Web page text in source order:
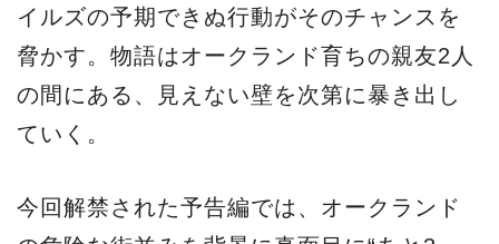
イルズの予期できぬ行動がそのチャンスを
脅かす。物語はオークランド育ちの親友2人
の間にある、見えない壁を次第に暴き出し
ていく。
今回解禁された予告編では、オークランド